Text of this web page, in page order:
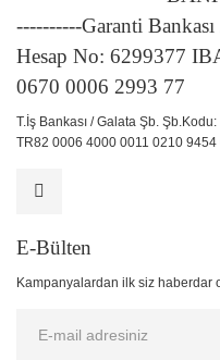
----------Garanti
Hesap No: 6299377
0670 0006 2993 77
T.İş Bankası / Galata Şb.
TR82 0006 4000 0011 0210 9454
E-Bülten
Kampanyalardan ilk siz haberdar